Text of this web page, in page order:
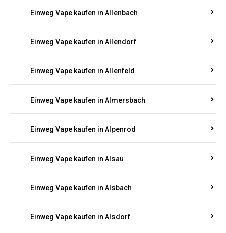
Einweg Vape kaufen in Allenbach
Einweg Vape kaufen in Allendorf
Einweg Vape kaufen in Allenfeld
Einweg Vape kaufen in Almersbach
Einweg Vape kaufen in Alpenrod
Einweg Vape kaufen in Alsau
Einweg Vape kaufen in Alsbach
Einweg Vape kaufen in Alsdorf